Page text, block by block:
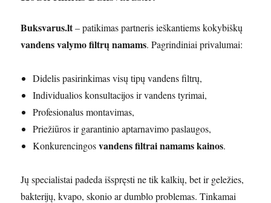
Buksvarus.lt– patikimas partneris ieškantiems kokybiškų
vandens valymo filtrų namams. Pagrindiniai privalumai:
Didelis pasirinkimas visų tipų vandens filtrų,
Individualios konsultacijos ir vandens tyrimai,
Profesionalus montavimas,
Priežiūros ir garantinio aptarnavimo paslaugos,
Konkurencingosvandens filtrai namams kainos.
Jų specialistai padeda išspręsti ne tik kalkių, bet ir geležies,
bakterijų, kvapo, skonio ar dumblo problemas. Tinkamai